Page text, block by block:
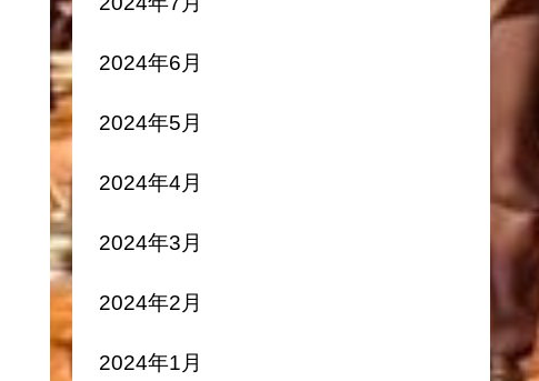
2024年6月
2024年5月
2024年4月
2024年3月
2024年2月
2024年1月